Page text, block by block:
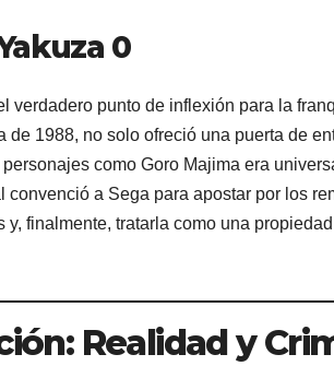
0
verdadero punto de inflexión para la
1988, no solo ofreció una puerta de
como Goro Majima era
a Sega para apostar por los
finalmente, tratarla como una
Realidad y